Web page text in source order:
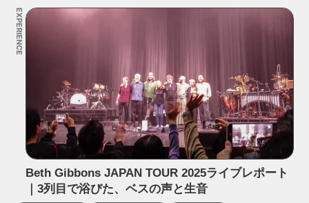
EXPERIENCE
Beth Gibbons JAPAN TOUR 2025ライブレポート
｜3列目で浴びた、ベスの声と生音